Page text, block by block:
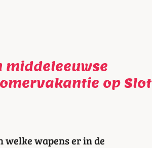
middeleeuwse
op Slot
wapens er in de